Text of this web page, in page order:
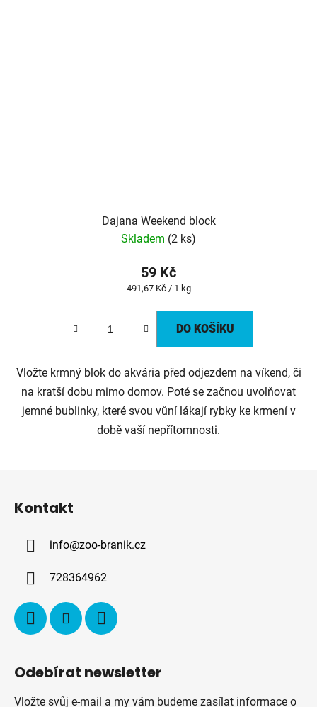
Dajana Weekend block
Skladem (2 ks)
59 Kč
Měrná
491,67 Kč / 1 kg
DO KOŠÍKU
Vložte krmný blok do akvária před odjezdem na víkend, či
na kratší dobu mimo domov. Poté se začnou uvolňovat
jemné bublinky, které svou vůní lákají rybky ke krmení v
době vaší nepřítomnosti.
Kontakt
info@zoo-branik.cz
728364962
Odebírat newsletter
Vložte svůj e-mail a my vám budeme zasílat informace o